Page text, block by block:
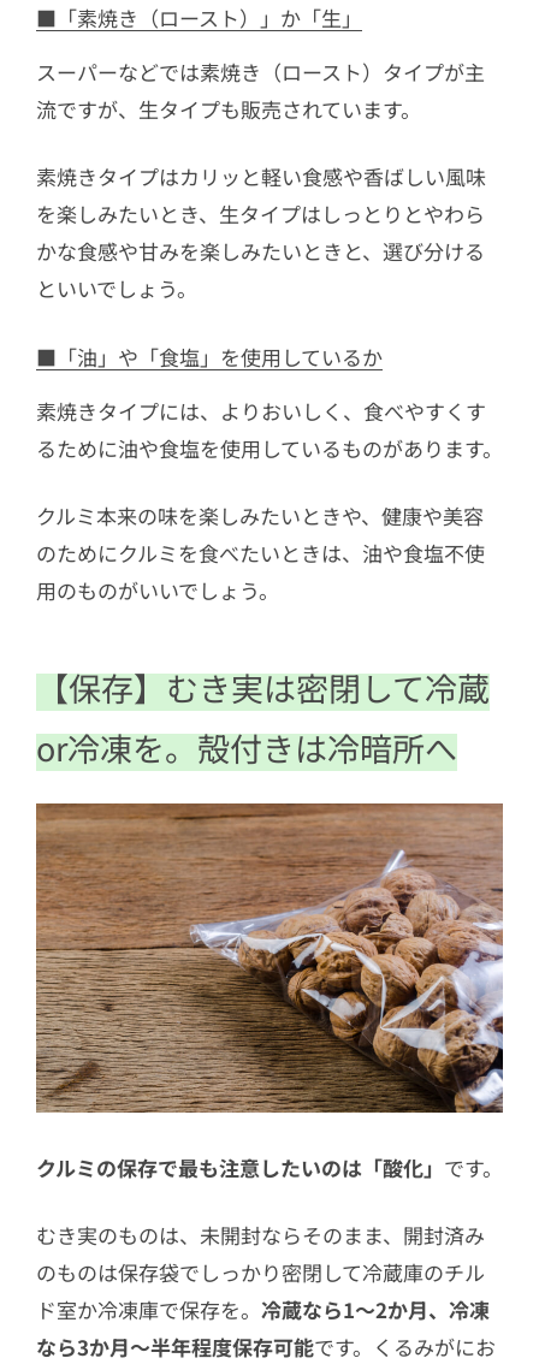
■「素焼き（ロースト）」か「生」
スーパーなどでは素焼き（ロースト）タイプが主
流ですが、生タイプも販売されています。
素焼きタイプはカリッと軽い食感や香ばしい風味
を楽しみたいとき、生タイプはしっとりとやわら
かな食感や甘みを楽しみたいときと、選び分ける
といいでしょう。
■「油」や「食塩」を使用しているか
素焼きタイプには、よりおいしく、食べやすくす
るために油や食塩を使用しているものがあります。
クルミ本来の味を楽しみたいときや、健康や美容
のためにクルミを食べたいときは、油や食塩不使
用のものがいいでしょう。
【保存】むき実は密閉して冷蔵
or冷凍を。殻付きは冷暗所へ
クルミの保存で最も注意したいのは「酸化」 です。
むき実のものは、未開封ならそのまま、開封済み
のものは保存袋でしっかり密閉して冷蔵庫のチル
ド室か冷凍庫で保存を。 冷蔵なら1〜2か月、冷凍
なら3か月〜半年程度保存可能です。くるみがにお